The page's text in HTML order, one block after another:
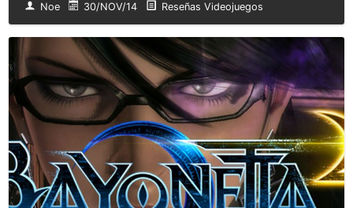
Noe 30/NOV/14 Reseñas Videojuegos